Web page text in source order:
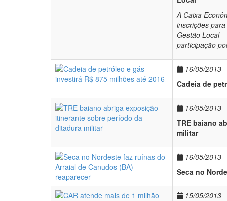
A Caixa
inscrições
Gestão Local
participação
16/05/2013
Cadeia de
16/05/2013
TRE baiano
militar
16/05/2013
Seca no
15/05/2013